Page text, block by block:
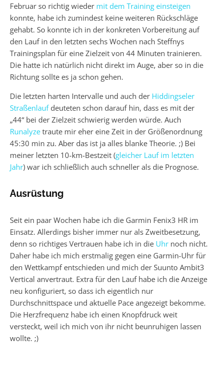
Februar so richtig wieder mit dem Training einsteigen
konnte, habe ich zumindest keine weiteren Rückschläge
gehabt. So konnte ich in der konkreten Vorbereitung auf
den Lauf in den letzten sechs Wochen nach Steffnys
Trainingsplan für eine Zielzeit von 44 Minuten trainieren.
Die hatte ich natürlich nicht direkt im Auge, aber so in die
Richtung sollte es ja schon gehen.
Die letzten harten Intervalle und auch der Hiddingseler
Straßenlaufdeuteten schon darauf hin, dass es mit der
„44“ bei der Zielzeit schwierig werden würde. Auch
Runalyze traute mir eher eine Zeit in der Größenordnung
45:30 min zu. Aber das ist ja alles blanke Theorie. ;) Bei
meiner letzten 10-km-Bestzeit (gleicher Lauf im letzten
Jahr) war ich schließlich auch schneller als die Prognose.
Ausrüstung
Seit ein paar Wochen habe ich die Garmin Fenix3 HR im
Einsatz. Allerdings bisher immer nur als Zweitbesetzung,
denn so richtiges Vertrauen habe ich in die Uhr noch nicht.
Daher habe ich mich erstmalig gegen eine Garmin-Uhr für
den Wettkampf entschieden und mich der Suunto Ambit3
Vertical anvertraut. Extra für den Lauf habe ich die Anzeige
neu konfiguriert, so dass ich eigentlich nur
Durchschnittspace und aktuelle Pace angezeigt bekomme.
Die Herzfrequenz habe ich einen Knopfdruck weit
versteckt, weil ich mich von ihr nicht beunruhigen lassen
wollte. ;)